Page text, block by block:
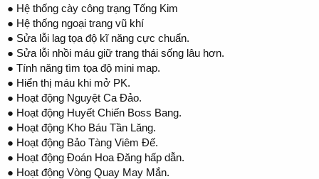
● Hệ thống cày công trạng Tống Kim
● Hệ thống ngoại trang vũ khí
● Sửa lỗi lag tọa độ kĩ năng cực chuẩn.
● Sửa lỗi nhồi máu giữ trang thái sống lâu hơn.
● Tính năng tìm tọa độ mini map.
● Hiển thị máu khi mở PK.
● Hoạt động Nguyệt Ca Đảo.
● Hoạt động Huyết Chiến Boss Bang.
● Hoạt động Kho Báu Tần Lăng.
● Hoạt động Bảo Tàng Viêm Đế.
● Hoạt động Đoán Hoa Đăng hấp dẫn.
● Hoạt động Vòng Quay May Mắn.